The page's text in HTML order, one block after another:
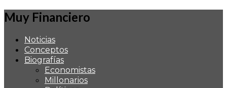
Muy Financiero
Noticias
Conceptos
Biografías
Economistas
Millonarios